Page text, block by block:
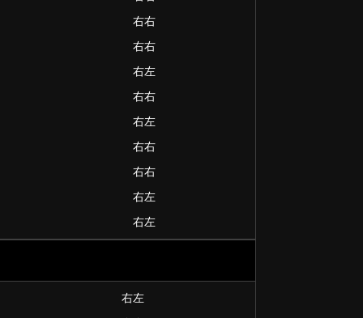
右右
右右
右左
右右
右左
右右
右右
右左
右左
右左